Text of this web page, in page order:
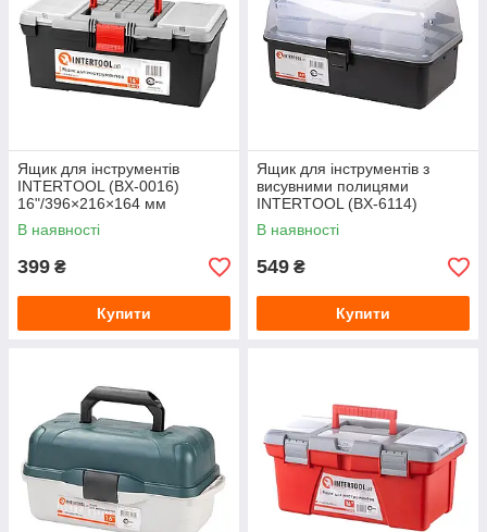
Ящик для інструментів
INTERTOOL (BX-0016)
16"/396×216×164 мм
В наявності
399 ₴
Купити
Ящик для інструментів з
висувними полицями
INTERTOOL (BX-6114)
14.5"/365×215×200 мм
В наявності
549 ₴
Купити